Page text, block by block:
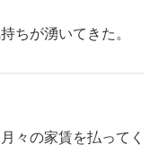
ちが湧いてきた。
々の家賃を払ってく